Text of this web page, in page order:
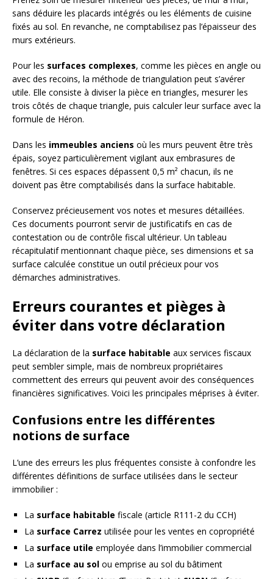
sans déduire les placards intégrés ou les éléments de cuisine
fixés au sol. En revanche, ne comptabilisez pas l’épaisseur des
murs extérieurs.
Pour les surfaces complexes, comme les pièces en angle ou
avec des recoins, la méthode de triangulation peut s’avérer
utile. Elle consiste à diviser la pièce en triangles, mesurer les
trois côtés de chaque triangle, puis calculer leur surface avec la
formule de Héron.
Dans les immeubles anciens où les murs peuvent être très
épais, soyez particulièrement vigilant aux embrasures de
fenêtres. Si ces espaces dépassent 0,5 m² chacun, ils ne
doivent pas être comptabilisés dans la surface habitable.
Conservez précieusement vos notes et mesures détaillées.
Ces documents pourront servir de justificatifs en cas de
contestation ou de contrôle fiscal ultérieur. Un tableau
récapitulatif mentionnant chaque pièce, ses dimensions et sa
surface calculée constitue un outil précieux pour vos
démarches administratives.
Erreurs courantes et pièges à
éviter dans votre déclaration
La déclaration de la surface habitable aux services fiscaux
peut sembler simple, mais de nombreux propriétaires
commettent des erreurs qui peuvent avoir des conséquences
financières significatives. Voici les principales méprises à éviter.
Confusions entre les différentes
notions de surface
L’une des erreurs les plus fréquentes consiste à confondre les
différentes définitions de surface utilisées dans le secteur
immobilier :
La surface habitable fiscale (article R111-2 du CCH)
La surface Carrez utilisée pour les ventes en copropriété
La surface utile employée dans l’immobilier commercial
La surface au sol ou emprise au sol du bâtiment